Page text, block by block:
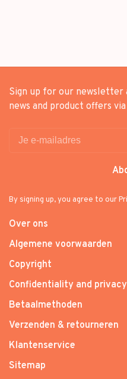
Sign up for our newsletter
news and product offers
By signing up, you agree to our
Over ons
Algemene voorwaarden
Copyright
Confidentiality and privacy
Betaalmethoden
Verzenden & retourneren
Klantenservice
Sitemap